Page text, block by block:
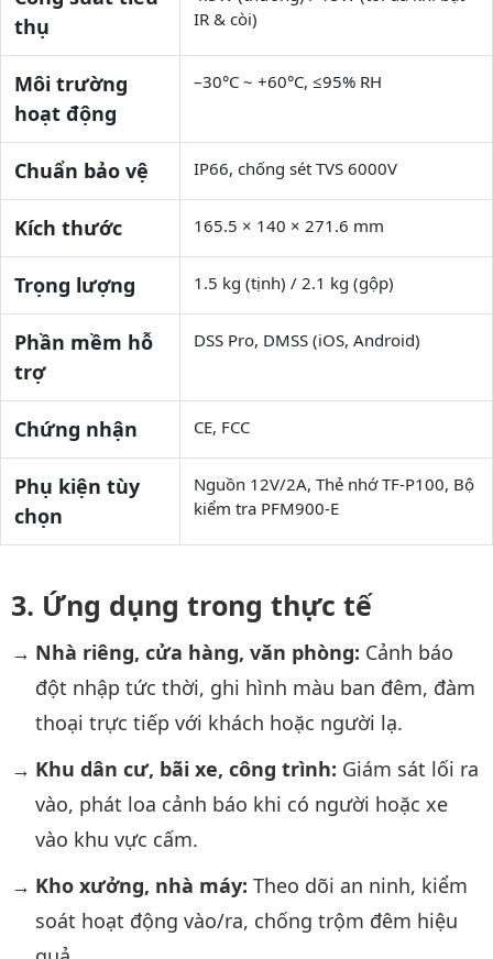
thụ
IR & còi)
Môi trường
hoạt động
–30°C ~ +60°C, ≤95% RH
Chuẩn bảo vệ IP66, chống sét TVS 6000V
Kích thước 165.5 × 140 × 271.6 mm
Trọng lượng 1.5 kg (tịnh) / 2.1 kg (gộp)
Phần mềm hỗ
trợ
DSS Pro, DMSS (iOS, Android)
Chứng nhận CE, FCC
Phụ kiện tùy
chọn
Nguồn 12V/2A, Thẻ nhớ TF-P100, Bộ
kiểm tra PFM900-E
Ứng dụng trong thực tế
Nhà riêng, cửa hàng, văn phòng: Cảnh báo
đột nhập tức thời, ghi hình màu ban đêm, đàm
thoại trực tiếp với khách hoặc người lạ.
Khu dân cư, bãi xe, công trình: Giám sát lối ra
vào, phát loa cảnh báo khi có người hoặc xe
vào khu vực cấm.
Kho xưởng, nhà máy: Theo dõi an ninh, kiểm
soát hoạt động vào/ra, chống trộm đêm hiệu